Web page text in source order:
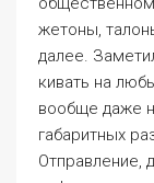
адаптировать
потребностям
превращаются
покупателя»
билет на
в том, что